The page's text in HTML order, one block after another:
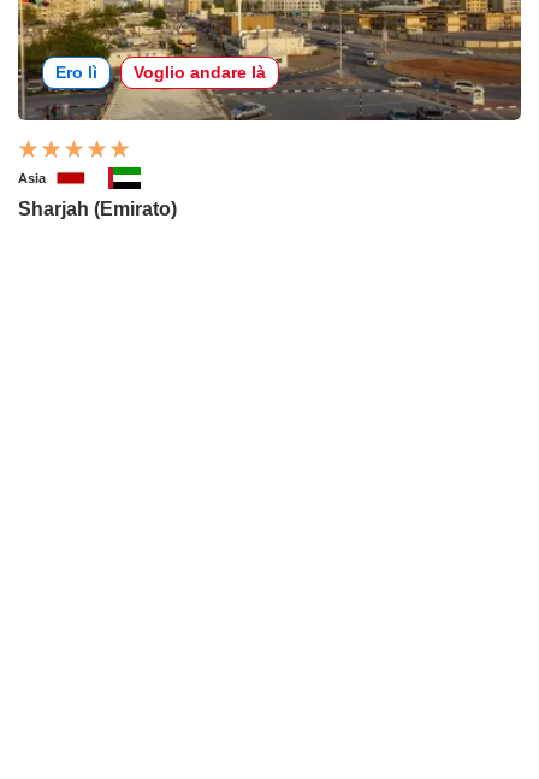
Ero lì Voglio andare là
Asia
Sharjah (Emirato)